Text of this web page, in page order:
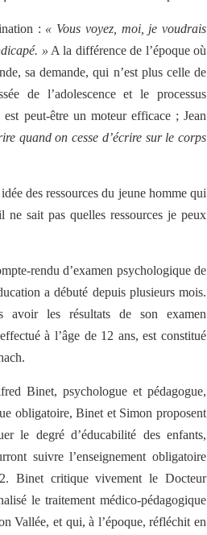
: « Vous voyez, moi, je voudrais
» A la différence de l’époque où
sa demande, qui n’est plus celle de
de l’adolescence et le processus
peut-être un moteur efficace ; Jean
quand on cesse d’écrire sur le corps
des ressources du jeune homme qui
sait pas quelles ressources je peux
rendu d’examen psychologique de
a débuté depuis plusieurs mois.
avoir les résultats de son examen
à l’âge de 12 ans, est constitué
Binet, psychologue et pédagogue,
obligatoire, Binet et Simon proposent
le degré d’éducabilité des enfants,
suivre l’enseignement obligatoire
Binet critique vivement le Docteur
le traitement médico-pédagogique
Vallée, et qui, à l’époque, réfléchit en